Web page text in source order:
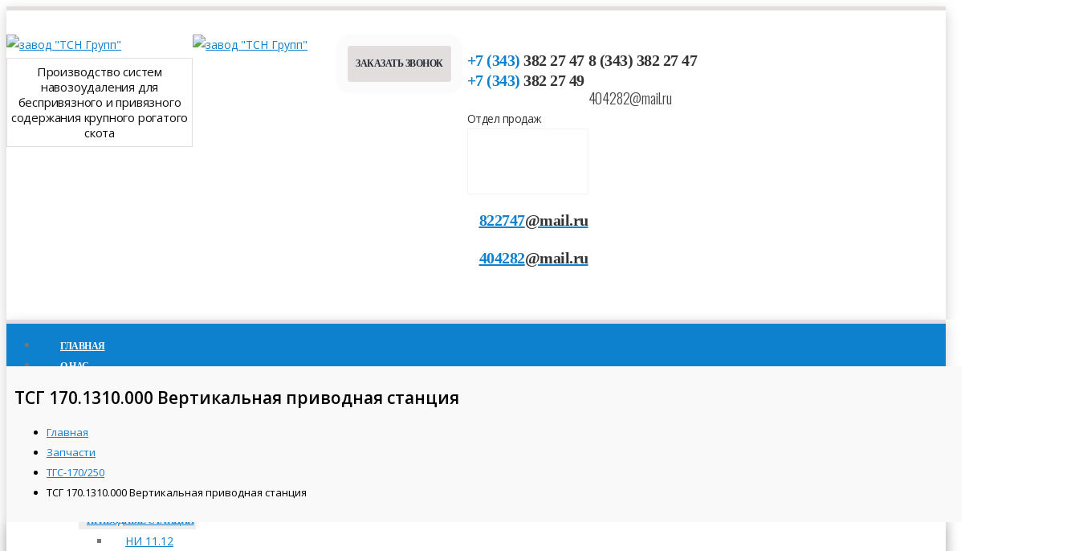
Производство систем
навозоудаления для
беспривязного и привязного
содержания крупного рогатого
скота
ЗАКАЗАТЬ ЗВОНОК +7 (343) 382 27 47
+7 (343) 382 27 49
Отдел продаж
822747@mail.ru
404282@mail.ru
8 (343) 382 27 47
404282@mail.ru
ГЛАВНАЯ
О НАС
ПРИВОДНЫЕ СТАНЦИИ
НИ 11.12
ТСГ 170.1310.000 Вертикальная приводная станция
Главная
Запчасти
ТГС-170/250
ТСГ 170.1310.000 Вертикальная приводная станция